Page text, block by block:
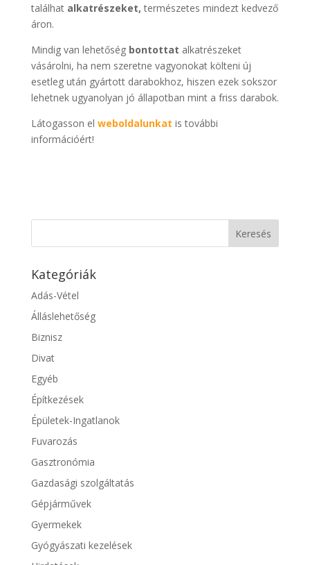
találhat alkatrészeket, természetes mindezt kedvező
áron.
Mindig van lehetőség bontottat alkatrészeket
vásárolni, ha nem szeretne vagyonokat költeni új
esetleg után gyártott darabokhoz, hiszen ezek sokszor
lehetnek ugyanolyan jó állapotban mint a friss darabok.
Látogasson el weboldalunkat is további
információért!
Kategóriák
Adás-Vétel
Álláslehetőség
Biznisz
Divat
Egyéb
Építkezések
Épületek-Ingatlanok
Fuvarozás
Gasztronómia
Gazdasági szolgáltatás
Gépjárművek
Gyermekek
Gyógyászati kezelések